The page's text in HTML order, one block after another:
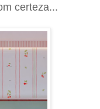
certeza...